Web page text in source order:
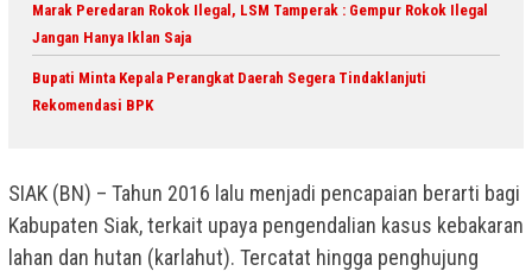
Marak Peredaran Rokok Ilegal, LSM Tamperak : Gempur Rokok Ilegal
Jangan Hanya Iklan Saja
Bupati Minta Kepala Perangkat Daerah Segera Tindaklanjuti
Rekomendasi BPK
SIAK (BN) – Tahun 2016 lalu menjadi pencapaian berarti bagi
Kabupaten Siak, terkait upaya pengendalian kasus kebakaran
lahan dan hutan (karlahut). Tercatat hingga penghujung